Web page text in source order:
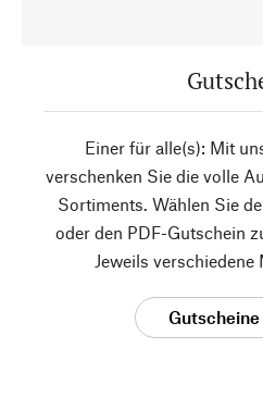
Einer für alle(s): Mit
verschenken Sie die volle
Sortiments. Wählen Sie
oder den PDF-Gutschein
Jeweils